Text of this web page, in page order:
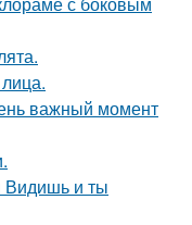
важный момент
Видишь и ты